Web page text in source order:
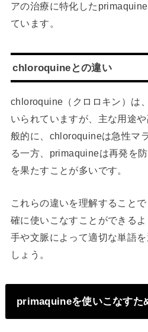
アの治療に特化した
ています。
chloroquineとの違い
chloroquine（クロロキン）は
いられていますが、主な用途
般的に、chloroquineは急性マ
る一方、primaquineは再発を
を果たすことが多いです。
これらの違いを理解すること
確に使いこなすことができる
手や文脈によって適切な単語
しょう。
primaquineを使いこなすた